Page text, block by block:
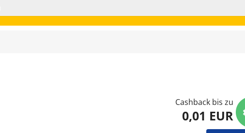
Cashback bis zu
0,01 EUR